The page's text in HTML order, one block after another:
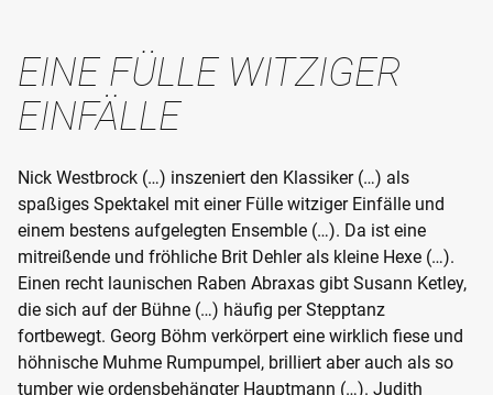
EINE FÜLLE WITZIGER
EINFÄLLE
Nick Westbrock (…) inszeniert den Klassiker (…) als
spaßiges Spektakel mit einer Fülle witziger Einfälle und
einem bestens aufgelegten Ensemble (…). Da ist eine
mitreißende und fröhliche Brit Dehler als kleine Hexe (…).
Einen recht launischen Raben Abraxas gibt Susann Ketley,
die sich auf der Bühne (…) häufig per Stepptanz
fortbewegt. Georg Böhm verkörpert eine wirklich fiese und
höhnische Muhme Rumpumpel, brilliert aber auch als so
tumber wie ordensbehängter Hauptmann (…). Judith